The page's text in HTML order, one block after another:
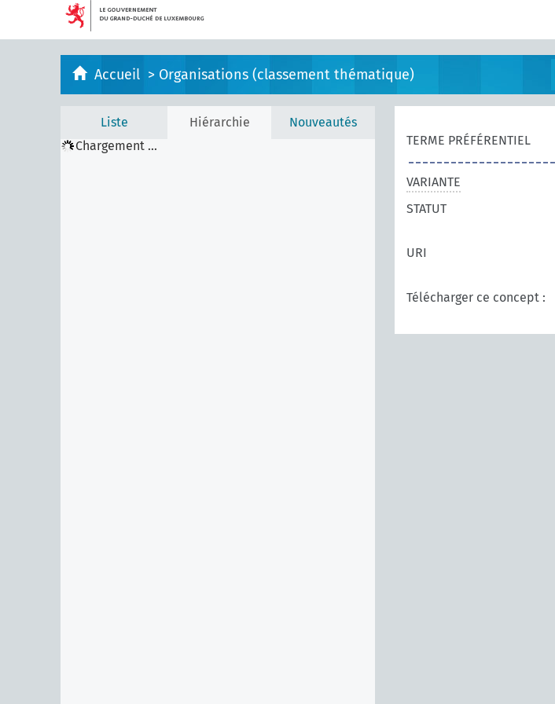
Accueil > Organisations (classement thématique)
Liste Hiérarchie
Nouveautés
Chargement ...
TERME PRÉFÉRENTIEL
VARIANTE
STATUT
URI
Télécharger ce concept :